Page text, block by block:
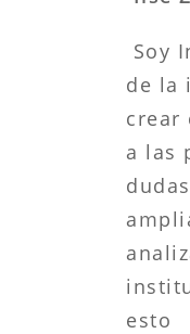
Soy
de la
crear
a las
esto